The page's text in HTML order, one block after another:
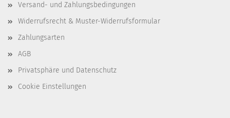
Versand- und Zahlungsbedingungen
Widerrufsrecht & Muster-Widerrufsformular
Zahlungsarten
AGB
Privatsphäre und Datenschutz
Cookie Einstellungen